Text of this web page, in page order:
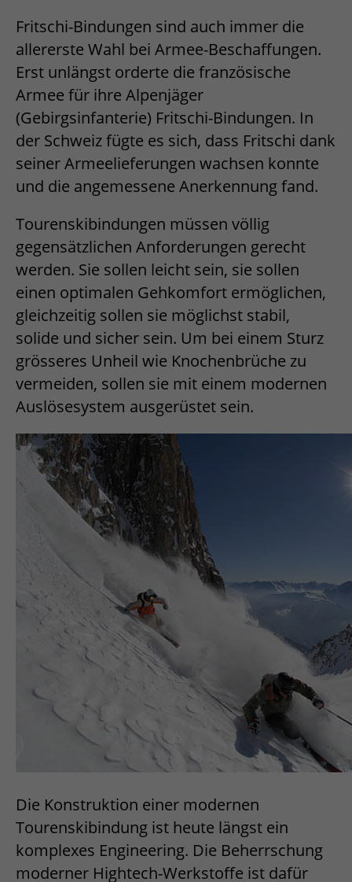
Fritschi-Bindungen sind auch immer die
allererste Wahl bei Armee-Beschaffungen.
Erst unlängst orderte die französische
Armee für ihre Alpenjäger
(Gebirgsinfanterie) Fritschi-Bindungen. In
der Schweiz fügte es sich, dass Fritschi dank
seiner Armeelieferungen wachsen konnte
und die angemessene Anerkennung fand.
Tourenskibindungen müssen völlig
gegensätzlichen Anforderungen gerecht
werden. Sie sollen leicht sein, sie sollen
einen optimalen Gehkomfort ermöglichen,
gleichzeitig sollen sie möglichst stabil,
solide und sicher sein. Um bei einem Sturz
grösseres Unheil wie Knochenbrüche zu
vermeiden, sollen sie mit einem modernen
Auslösesystem ausgerüstet sein.
Die Konstruktion einer modernen
Tourenskibindung ist heute längst ein
komplexes Engineering. Die Beherrschung
moderner Hightech-Werkstoffe ist dafür